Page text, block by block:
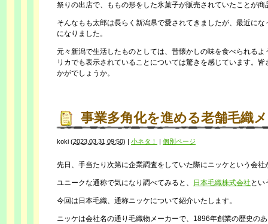
祭りの出店で、ももの形をした氷菓子が販売されていたことが
そんなもも太郎は長らく新潟県で愛されてきましたが、最近に
になりました。
元々新潟で生活したものとしては、昔懐かしの味を食べられる
リカでも表示されていることについては驚きを感じています。
かがでしょうか。
事業多角化を進める老舗毛織
koki (2023.03.31 09:50) | 小ネタ！ | 個別ページ
先日、手当たり次第に企業調査をしていた際にニッケという会社
ユニークな通称で気になり調べてみると、 日本毛織株式会社 とい
今回は日本毛織、通称ニッケについて紹介いたします。
ニッケは会社名の通り毛織物メーカーで、1896年創業の歴史の